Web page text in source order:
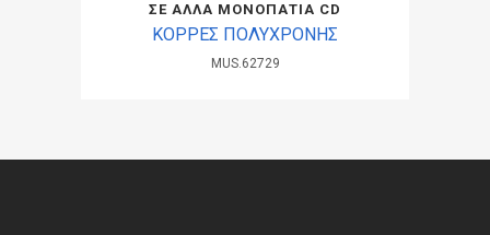
ΣΕ ΑΛΛΑ ΜΟΝΟΠΑΤΙΑ CD
ΚΟΡΡΕΣ ΠΟΛΥΧΡΟΝΗΣ
MUS.62729